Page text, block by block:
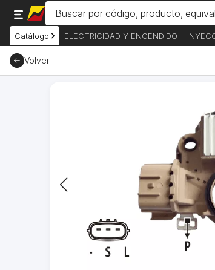
Catálogo ELECTRICIDAD Y ENCENDIDO
Volver